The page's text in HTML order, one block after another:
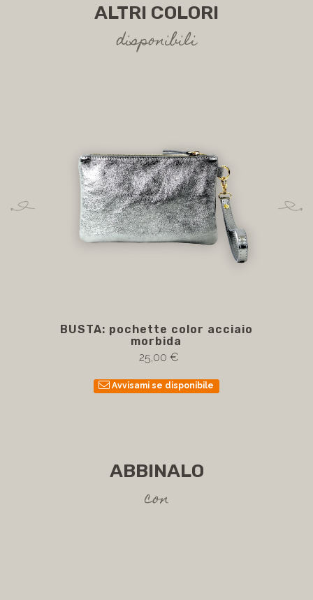
ALTRI COLORI
disponibili
BUSTA: pochette color acciaio
morbida
25,00 €
Avvisami se disponibile
ABBINALO
con